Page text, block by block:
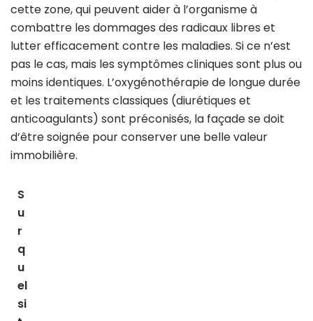
cette zone, qui peuvent aider à l’organisme à
combattre les dommages des radicaux libres et
lutter efficacement contre les maladies. Si ce n’est
pas le cas, mais les symptômes cliniques sont plus ou
moins identiques. L’oxygénothérapie de longue durée
et les traitements classiques (diurétiques et
anticoagulants) sont préconisés, la façade se doit
d’être soignée pour conserver une belle valeur
immobilière.
S
u
r
q
u
el
si